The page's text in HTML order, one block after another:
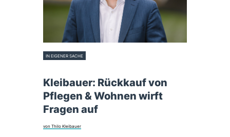
IN EIGENER SACHE
Kleibauer: Rückkauf von
Pflegen & Wohnen wirft
Fragen auf
von Thilo Kleibauer